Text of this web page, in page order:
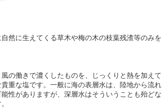
然に生えてくる草木や梅の木の枝葉残渣等のみを
の働きで濃くしたものを、じっくりと熱を加えて
重な塩です。一般に海の表層水は、陸地から流れ
性がありますが、深層水はそういうことも殆どな